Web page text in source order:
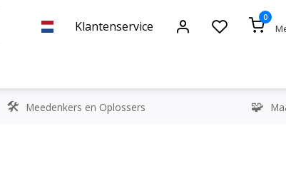
Klantenservice
0
Meedenkers en Oplossers